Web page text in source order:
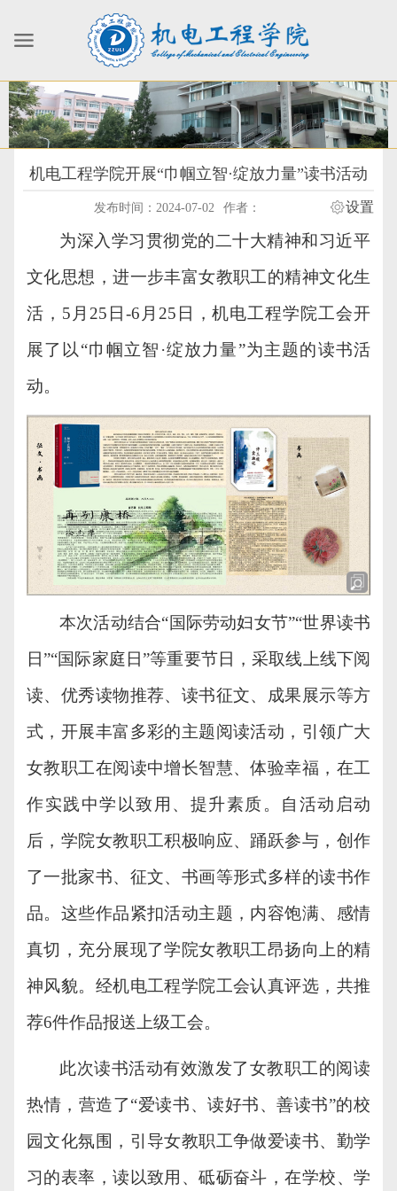
机电工程学院开展“巾帼立智·绽放力量”读书活动
发布时间：2024-07-02 作者： 设置
为深入学习贯彻党的二十大精神和习近平
文化思想，进一步丰富女教职工的精神文化生
活 ， 5月25日 -6月25 日，机电工程学院工会开
展了以 “巾帼立智 ·绽放力量”为主题的读书活
动。
本次活动结合“国际劳动妇女节”“世界读书
日”“国际家庭日”等重要节日 ，采取线上线下阅
读、优秀读物推荐、 读书征文、成果展示等方
式，开展丰富多彩的主题阅读活动，引领广大
女教职工在阅读中增长智慧、体验幸福，在工
作实践中学 以致用、提升素质。 自活动启动
后，学院女教职工积极响应、踊跃参与 ， 创作
了一批家书、征文、书画等形式多样的读书作
品。 这些作品紧扣活动主题，内容饱满、 感情
真切，充分展现了学院女教职工昂扬向上的精
神风貌。 经机电工程学院工会认真评选 ， 共推
荐6件作品报送上级工会。
此次读书活动有效激发了女教职工的阅读
热情，营造了“爱读书、读好书、善读书”的校
园文化氛围，引导女教职工争做爱读书、勤学
习的表率，读以致用、砥砺奋斗，在学校、学